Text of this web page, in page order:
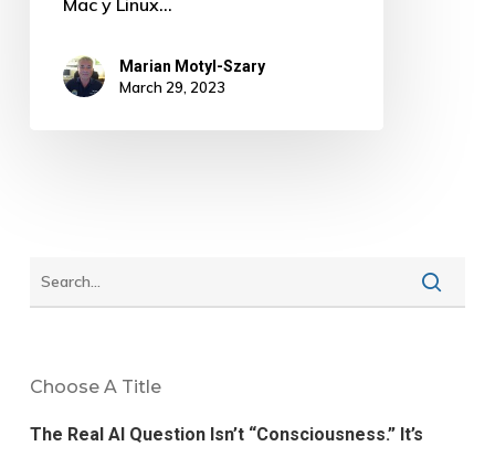
Marian Motyl-Szary
March 29, 2023
Choose A Title
The Real AI Question Isn’t “Consciousness.” It’s